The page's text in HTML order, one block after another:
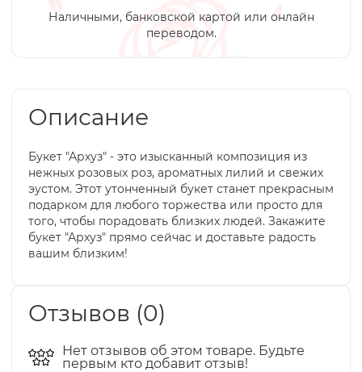
Наличными, банковской картой или онлайн
переводом.
Описание
Букет "Архуз" - это изысканный композиция из
нежных розовых роз, ароматных лилий и свежих
эустом. Этот утонченный букет станет прекрасным
подарком для любого торжества или просто для
того, чтобы порадовать близких людей. Закажите
букет "Архуз" прямо сейчас и доставьте радость
вашим близким!
Отзывов (0)
Нет отзывов об этом товаре. Будьте
первым кто добавит отзыв!